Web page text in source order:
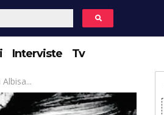
Interviste Tv